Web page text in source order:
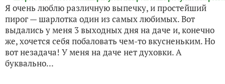
Я очень люблю различную выпечку, и простейший
пирог — шарлотка один из самых любимых. Вот
выдались у меня 3 выходных дня на даче и, конечно
же, хочется себя побаловать чем-то вкусненьким. Но
вот незадача! У меня на даче нет духовки. А
буквально...